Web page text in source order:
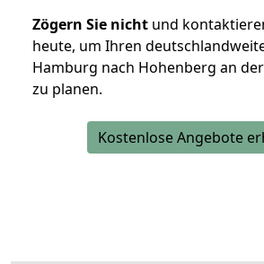
Zögern Sie nicht und
heute, um Ihren
Hamburg nach Hohenberg an
zu planen.
Kostenlose Angebote